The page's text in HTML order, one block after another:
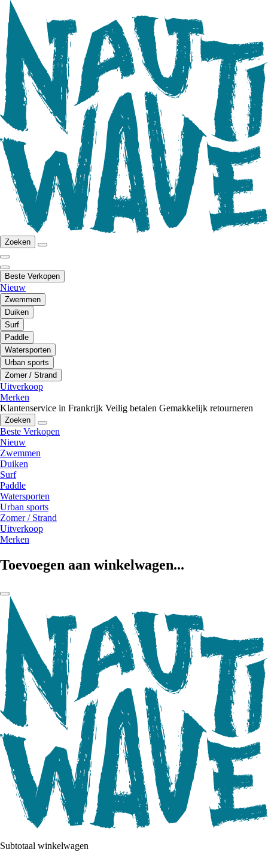
Zoeken
Beste Verkopen
Nieuw
Zwemmen
Duiken
Surf
Paddle
Watersporten
Urban sports
Zomer / Strand
Uitverkoop
Merken
Klantenservice in Frankrijk Veilig betalen Gemakkelijk retourneren
Zoeken
Beste Verkopen
Nieuw
Zwemmen
Duiken
Surf
Paddle
Watersporten
Urban sports
Zomer / Strand
Uitverkoop
Merken
Toevoegen aan winkelwagen...
Subtotaal winkelwagen